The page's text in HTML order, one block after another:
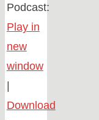
Podcast:
Play in
new
window
Download